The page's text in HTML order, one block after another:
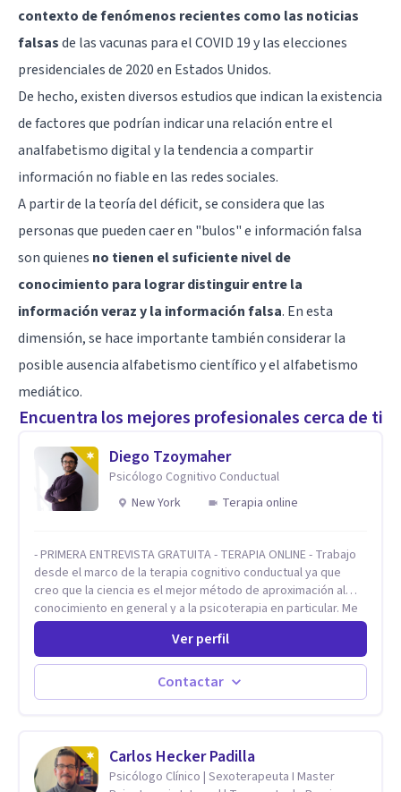
contexto de fenómenos recientes como las noticias
falsasde las vacunas para el COVID 19 y las elecciones
presidenciales de 2020 en Estados Unidos.
De hecho, existen diversos estudios que indican la existencia
de factores que podrían indicar una relación entre el
analfabetismo digital y la tendencia a compartir
información no fiable en las redes sociales.
A partir de la teoría del déficit, se considera que las
personas que pueden caer en "bulos" e información falsa
son quienes no tienen el suficiente nivel de
conocimiento para lograr distinguir entre la
información veraz y la información falsa. En esta
dimensión, se hace importante también considerar la
posible ausencia alfabetismo científico y el alfabetismo
mediático.
Encuentra los mejores profesionales cerca de ti
Diego Tzoymaher
Psicólogo Cognitivo Conductual
New York
Terapia online
- PRIMERA ENTREVISTA GRATUITA - TERAPIA ONLINE - Trabajo
desde el marco de la terapia cognitivo conductual ya que
creo que la ciencia es el mejor método de aproximación al
conocimiento en general y a la psicoterapia en particular. Me
interesan los procesos de cambio conductual por los que una
persona pueda alcanzar sus objetivos, transitando,
aceptando y modificando sus patrones cognitivos y
emocionales. Abordo patologías específicas como trastornos
de ansiedad y del ánimo, y también crisis vitales y procesos
Ver perfil
Contactar
Carlos Hecker Padilla
Psicólogo Clínico | Sexoterapeuta I Master